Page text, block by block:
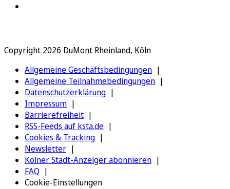
Copyright 2026 DuMont Rheinland, Köln
Allgemeine Geschäftsbedingungen
Allgemeine Teilnahmebedingungen
Datenschutzerklärung
Impressum
Barrierefreiheit
RSS-Feeds auf ksta.de
Cookies & Tracking
Newsletter
Kölner Stadt-Anzeiger abonnieren
FAQ
Cookie-Einstellungen